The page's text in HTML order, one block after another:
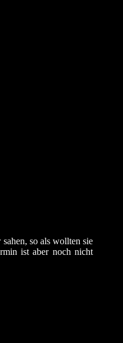
so als wollten sie
ist aber noch nicht